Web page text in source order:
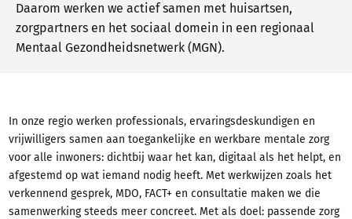
allerlei vragen hebben.
Verwijzers
Vacatures en Opleidingen
Contact en spoed
Over GGz Breburg
Problemen
Daarom werken we actief samen met huisartsen,
zorgpartners en het sociaal domein in een regionaal
Mentaal Gezondheidsnetwerk (MGN).
In onze regio werken professionals, ervaringsdeskundigen en
vrijwilligers samen aan toegankelijke en werkbare mentale zorg
voor alle inwoners: dichtbij waar het kan, digitaal als het helpt, en
afgestemd op wat iemand nodig heeft. Met werkwijzen zoals het
verkennend gesprek, MDO, FACT+ en consultatie maken we die
samenwerking steeds meer concreet. Met als doel: passende zorg